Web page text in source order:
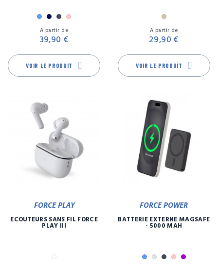
BleuMarine
NoirRose
A partir de
39,90 €
VOIR LE PRODUIT
Or
A partir de
29,90 €
VOIR LE PRODUIT
FORCE PLAY
ECOUTEURS SANS FIL FORCE
PLAY III
Blanc
FORCE POWER
BATTERIE EXTERNE MAGSAFE
- 5000 MAH
BleuGrisNoirRoseViolet